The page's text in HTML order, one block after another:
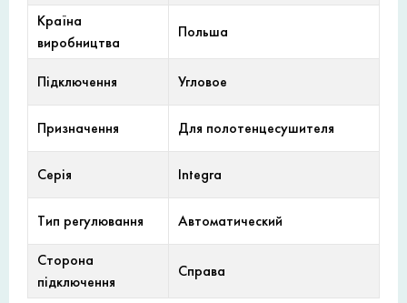
Країна
виробництва
Польша
Підключення Угловое
Призначення Для полотенцесушителя
Серія Integra
Тип регулювання Автоматический
Сторона
підключення
Справа